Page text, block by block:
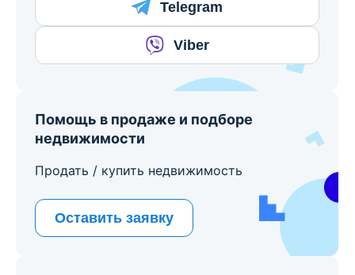
Telegram
Viber
Помощь в продаже и подборе
недвижимости
Продать / купить недвижимость
Оставить заявку